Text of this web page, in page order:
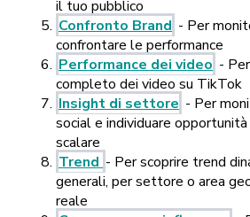
il tuo pubblico
Confronto Brand - Per
confrontare le performance
Performance dei video -
completo dei video su TikTok
Insight di settore - Per
social e individuare
scalare
Trend - Per scoprire trend
generali, per settore o area
reale